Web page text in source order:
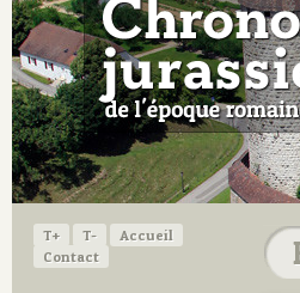
T+ T-
Accueil
Contact